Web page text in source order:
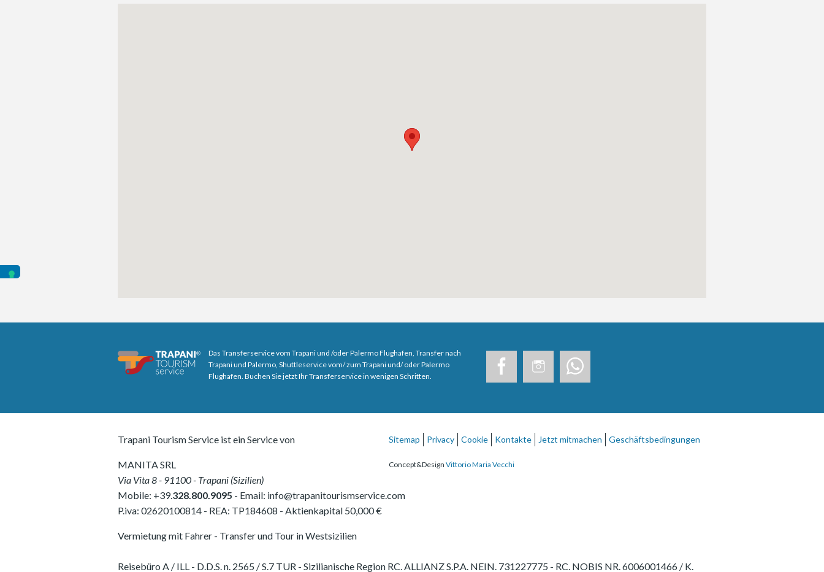
Das Transferservice vom Trapani und /oder Palermo Flughafen, Transfer nach
Trapani und Palermo, Shuttleservice vom/ zum Trapani und/ oder Palermo
Flughafen. Buchen Sie jetzt Ihr Transferservice in wenigen Schritten.
Trapani Tourism Service ist ein Service von
MANITA SRL
Via Vita 8- 91100- Trapani (Sizilien)
Mobile: +39.328.800.9095 - Email: info@trapanitourismservice.com
P.iva: 02620100814 - REA: TP184608 - Aktienkapital 50,000 €
Vermietung mit Fahrer - Transfer und Tour in Westsizilien
Reisebüro A / ILL - D.D.S. n. 2565 / S.7 TUR - Sizilianische Region RC. ALLIANZ S.P.A. NEIN. 731227775 - RC. NOBIS NR. 6006001466 / K.
Sitemap Privacy Cookie Kontakte Jetzt mitmachen Geschäftsbedingungen
Concept&Design Vittorio Maria Vecchi